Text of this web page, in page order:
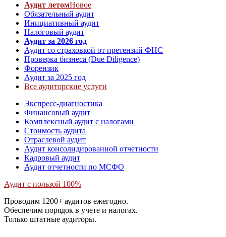
Аудит летомНовое
Обязательный аудит
Инициативный аудит
Налоговый аудит
Аудит за 2026 год
Аудит со страховкой от претензий ФНС
Проверка бизнеса (Due Diligence)
Форензик
Аудит за 2025 год
Все аудиторские услуги
Экспресс-диагностика
Финансовый аудит
Комплексный аудит с налогами
Стоимость аудита
Отраслевой аудит
Аудит консолидированной отчетности
Кадровый аудит
Аудит отчетности по МСФО
Аудит с пользой 100%
Проводим 1200+ аудитов ежегодно.
Обеспечим порядок в учете и налогах.
Только штатные аудиторы.